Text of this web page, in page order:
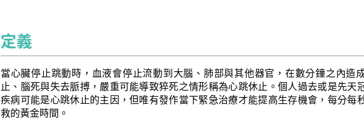
定義
當心臟停止跳動時，血液會停止流動到大腦、肺部與其他器官，在數分鐘之內造
止、腦死與失去脈搏，嚴重可能導致猝死之情形稱為心跳休止。個人過去或是先天
疾病可能是心跳休止的主因，但唯有發作當下緊急治療才能提高生存機會，每分每
救的黃金時間。